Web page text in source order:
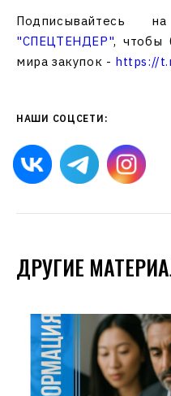
Подписывайтесь
"СПЕЦТЕНДЕР", чтобы
мира закупок - https://
НАШИ СОЦСЕТИ:
ДРУГИЕ